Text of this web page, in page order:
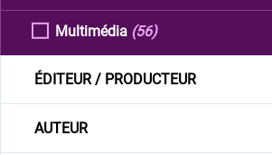
Multimédia (56)
ÉDITEUR / PRODUCTEUR
AUTEUR